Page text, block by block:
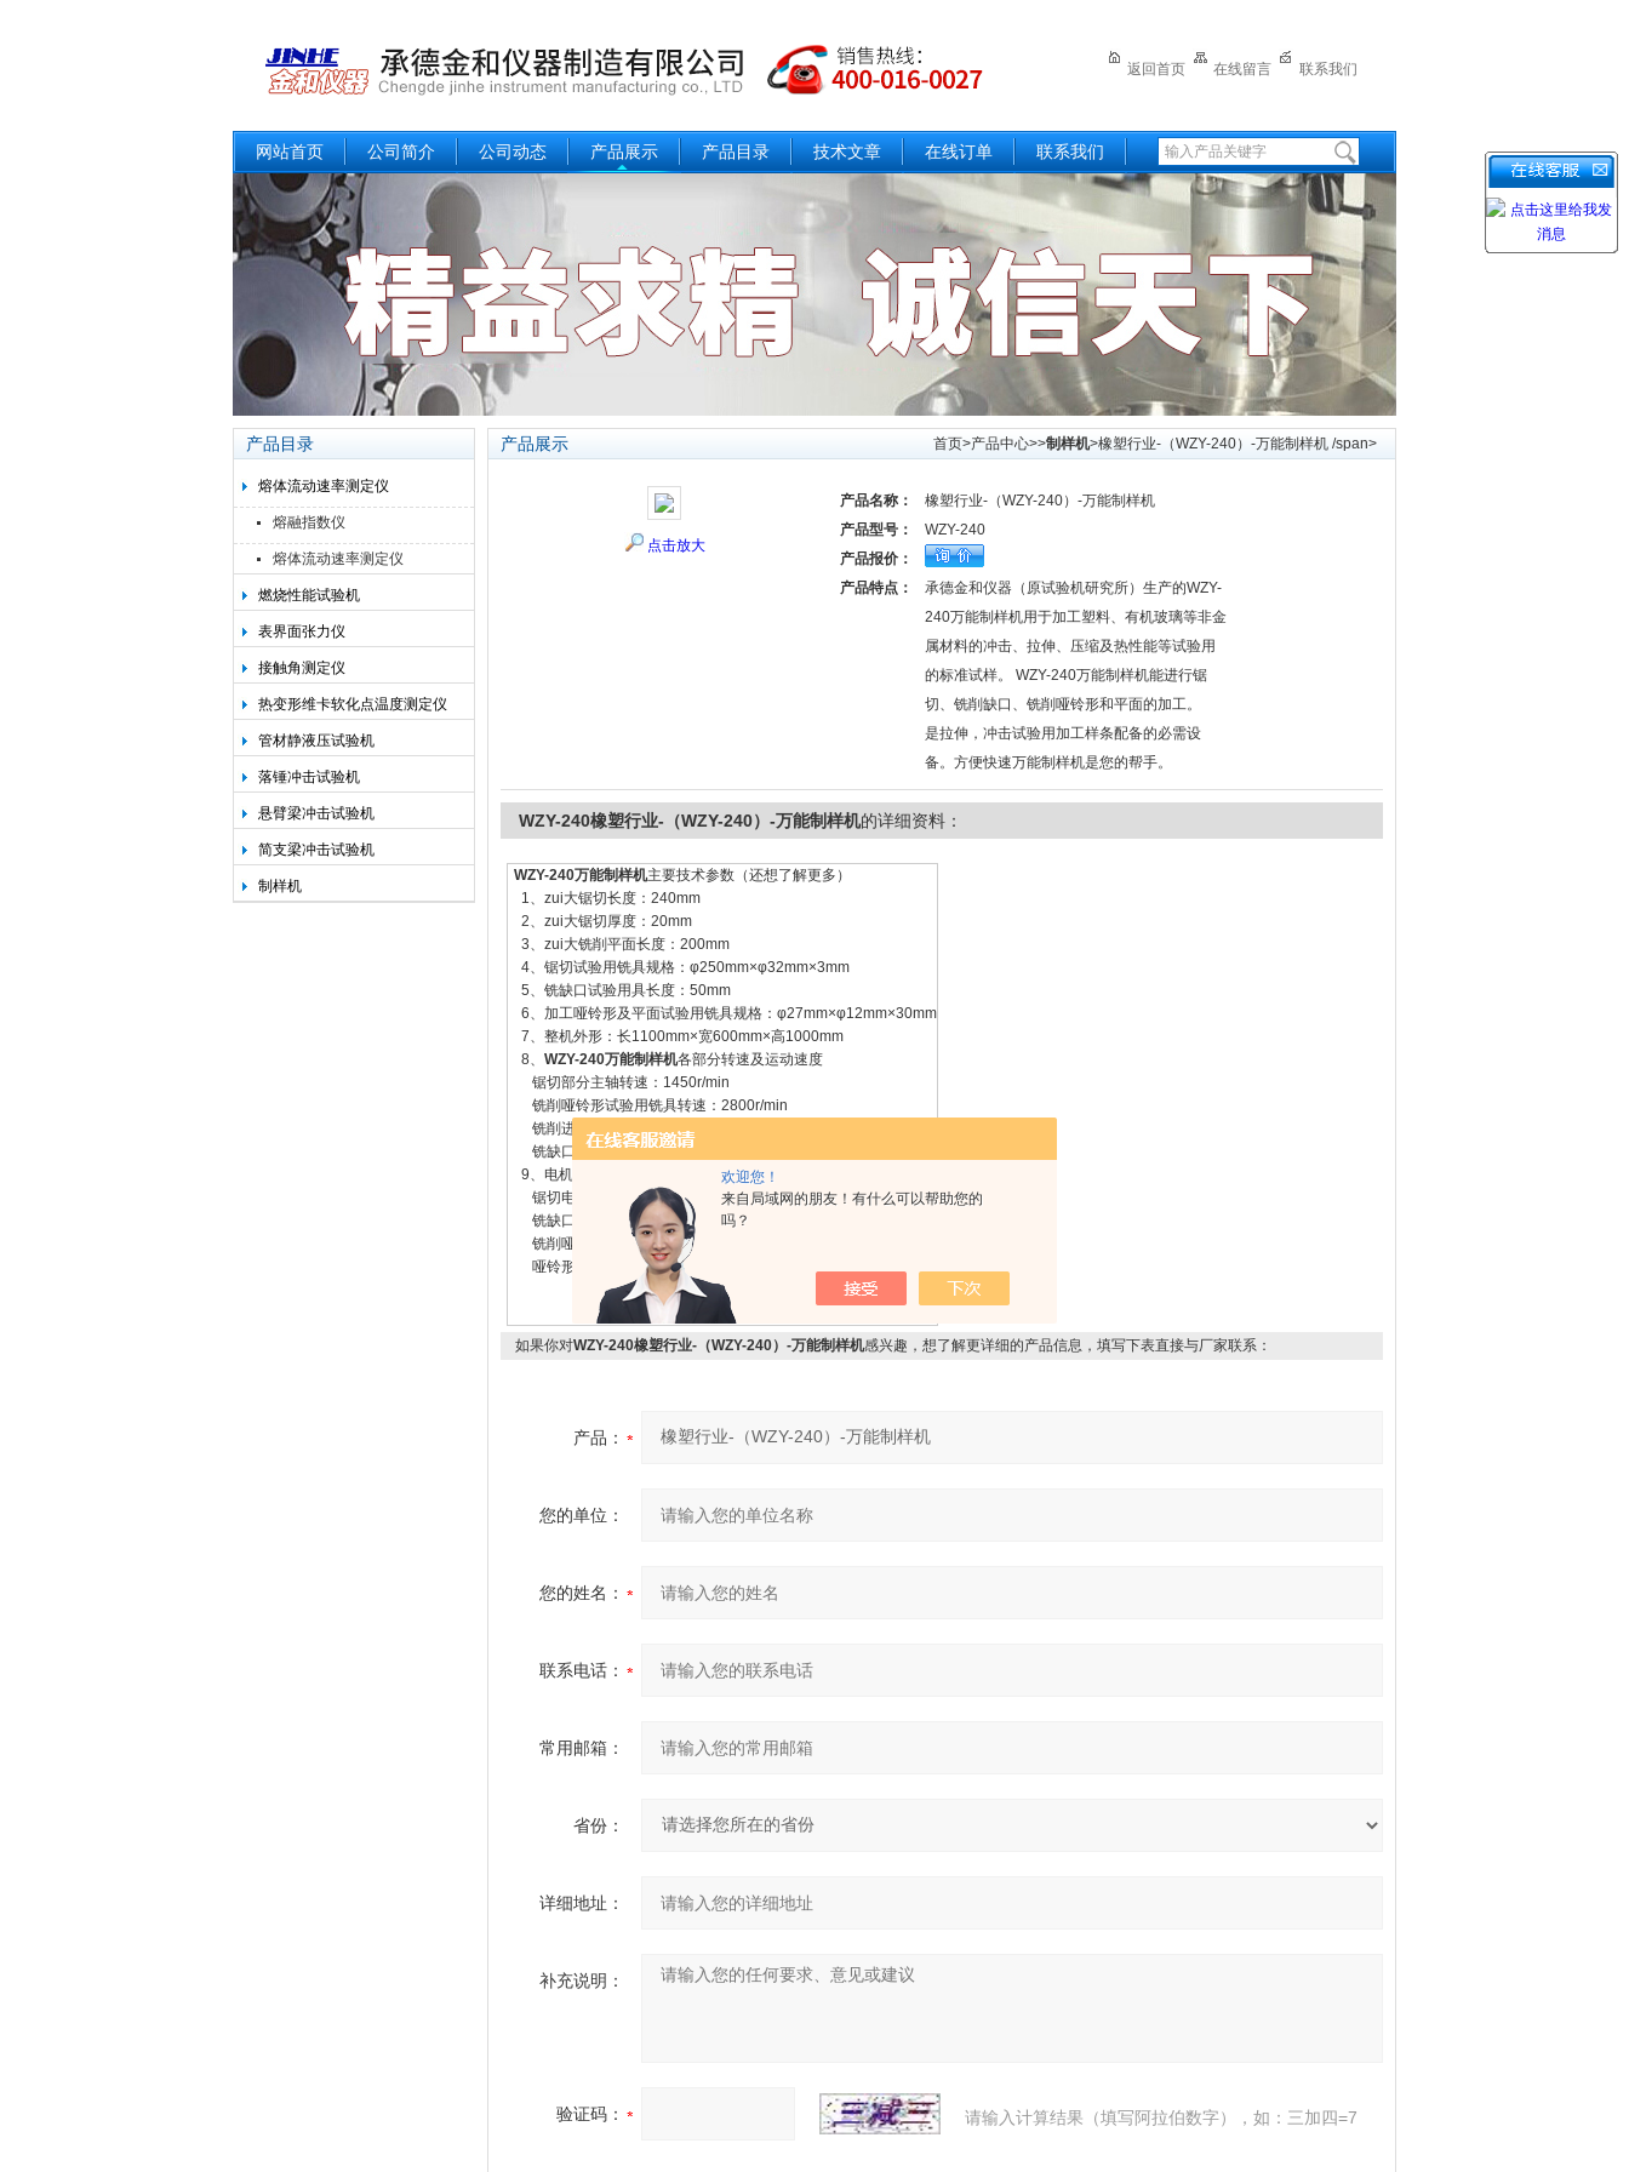
欢迎您！
来自局域网的朋友！有什么可以帮助您的
吗？
返回首页 在线留言 联系我们
网站首页 公司简介 公司动态 产品展示 产品目录 技术文章 在线订单 联系我们
产品目录
熔体流动速率测定仪
熔融指数仪
熔体流动速率测定仪
燃烧性能试验机
表界面张力仪
接触角测定仪
热变形维卡软化点温度测定仪
管材静液压试验机
落锤冲击试验机
悬臂梁冲击试验机
简支梁冲击试验机
制样机
产品展示 首页>产品中心>>制样机>橡塑行业-（WZY-240）-万能制样机 /span>
点击放大
产品名称：
橡塑行业-（WZY-240）-万能制样机
产品型号：
WZY-240
产品报价：
产品特点：
承德金和仪器（原试验机研究所）生产的WZY-
240万能制样机用于加工塑料、有机玻璃等非金
属材料的冲击、拉伸、压缩及热性能等试验用
的标准试样。 WZY-240万能制样机能进行锯
切、铣削缺口、铣削哑铃形和平面的加工。
是拉伸，冲击试验用加工样条配备的必需设
备。方便快速万能制样机是您的帮手。
WZY-240橡塑行业-（WZY-240）-万能制样机的详细资料：
WZY-240万能制样机主要技术参数（还想了解更多）
1、zui大锯切长度：240mm
2、zui大锯切厚度：20mm
3、zui大铣削平面长度：200mm
4、锯切试验用铣具规格：φ250mm×φ32mm×3mm
5、铣缺口试验用具长度：50mm
6、加工哑铃形及平面试验用铣具规格：φ27mm×φ12mm×30mm
7、整机外形：长1100mm×宽600mm×高1000mm
8、 WZY-240万能制样机各部分转速及运动速度
锯切部分主轴转速：1450r/min
铣削哑铃形试验用铣具转速：2800r/min
铣削进给速度：0-180mm/min
铣缺口试验用铣具往返速度：60次/min
9、电机功率
锯切电机：750W
铣缺口电机：60W
铣削哑铃形电机：180W
哑铃形进给电机：60W
如果你对WZY-240橡塑行业-（WZY-240）-万能制样机感兴趣，想了解更详细的产品信息，填写下表直接与厂家联系：
产品：
您的单位：
您的姓名：
联系电话：
常用邮箱：
省份：
详细地址：
补充说明：
验证码： 请输入计算结果（填写阿拉伯数字），如：三加四=7